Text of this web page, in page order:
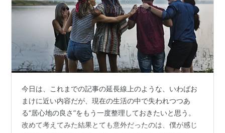
今日は、これまでの記事の延長線上のような、いわばお
まけに近い内容だが、現在の生活の中で失われつつあ
る“居心地の良さ”をもう一度整理しておきたいと思う。
改めて考えてみた結果とても意外だったのは、僕が感じ